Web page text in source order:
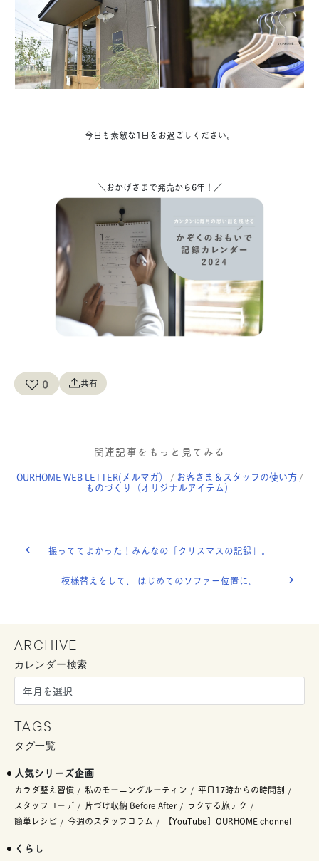
今日も素敵な1日をお過ごしください。
＼おかげさまで発売から6年！／
0 共有
関連記事をもっと見てみる
OURHOME WEB LETTER(メルマガ） / お客さま＆スタッフの使い方/
ものづくり（オリジナルアイテム）
撮っててよかった！みんなの「クリスマスの記録」。
模様替えをして、 はじめてのソファー位置に。
ARCHIVE
カレンダー検索
TAGS
タグ一覧
人気シリーズ企画
カラダ整え習慣 私のモーニングルーティン
平日17時からの時間割
スタッフコーデ
片づけ収納 Before After
ラクする旅テク
簡単レシピ
今週のスタッフコラム 【YouTube】OURHOME channel
くらし